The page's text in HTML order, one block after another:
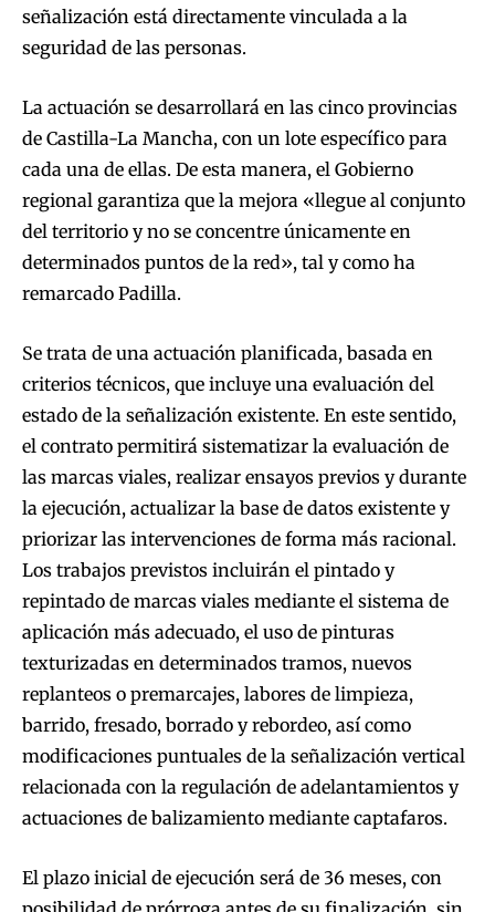
señalización está directamente vinculada a la
seguridad de las personas.
La actuación se desarrollará en las cinco provincias
de Castilla-La Mancha, con un lote específico para
cada una de ellas. De esta manera, el Gobierno
regional garantiza que la mejora «llegue al conjunto
del territorio y no se concentre únicamente en
determinados puntos de la red», tal y como ha
remarcado Padilla.
Se trata de una actuación planificada, basada en
criterios técnicos, que incluye una evaluación del
estado de la señalización existente. En este sentido,
el contrato permitirá sistematizar la evaluación de
las marcas viales, realizar ensayos previos y durante
la ejecución, actualizar la base de datos existente y
priorizar las intervenciones de forma más racional.
Los trabajos previstos incluirán el pintado y
repintado de marcas viales mediante el sistema de
aplicación más adecuado, el uso de pinturas
texturizadas en determinados tramos, nuevos
replanteos o premarcajes, labores de limpieza,
barrido, fresado, borrado y rebordeo, así como
modificaciones puntuales de la señalización vertical
relacionada con la regulación de adelantamientos y
actuaciones de balizamiento mediante captafaros.
El plazo inicial de ejecución será de 36 meses, con